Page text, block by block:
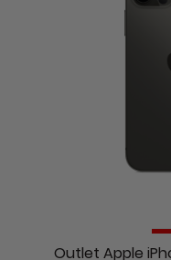
Outlet Apple